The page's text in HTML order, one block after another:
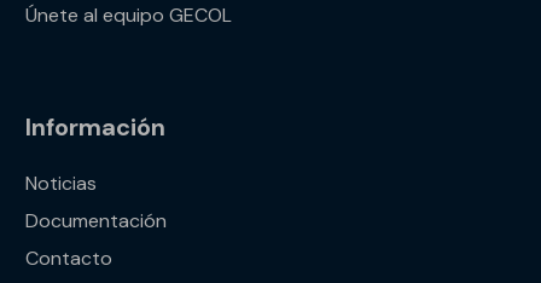
Únete al equipo GECOL
Información
Noticias
Documentación
Contacto